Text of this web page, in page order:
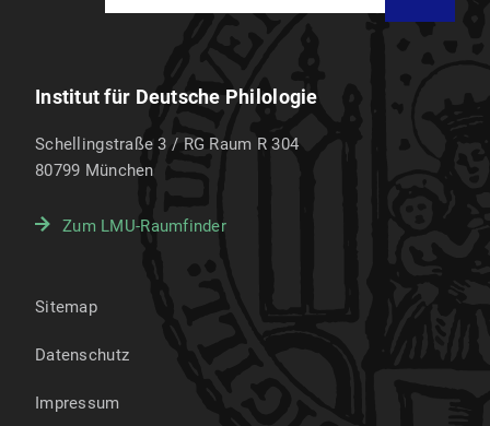
Institut für Deutsche Philologie
Schellingstraße 3 / RG Raum R 304
80799 München
Zum LMU-Raumfinder
Sitemap
Datenschutz
Impressum